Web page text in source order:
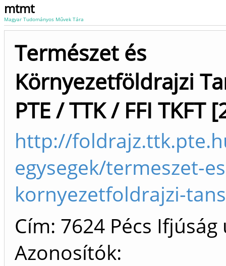
mtmt
Magyar Tudományos Művek Tára
Természet és
Környezetföldrajzi
PTE / TTK / FFI TKFT
http://
egysegek/termeszet-
kornyezetfoldrajzi-
Cím: 7624 Pécs Ifjúság
Azonosítók